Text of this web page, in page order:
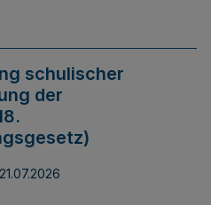
schulischer
der
21.07.2026